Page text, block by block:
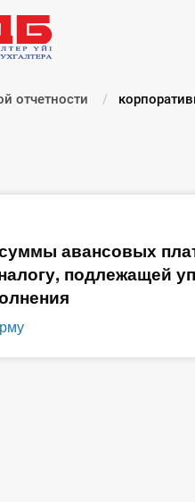
отчетности Текущий:
авансовых
подлежащей